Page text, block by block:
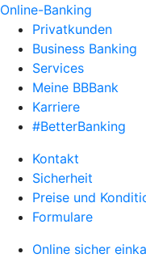
Online-Banking
Privatkunden
Business Banking
Services
Meine BBBank
Karriere
#BetterBanking
Kontakt
Sicherheit
Preise und
Formulare
Online sicher